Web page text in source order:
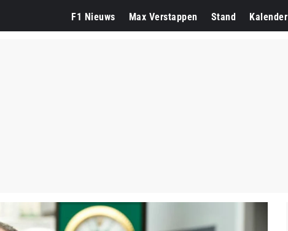
F1 Nieuws Max Verstappen Stand Kalender